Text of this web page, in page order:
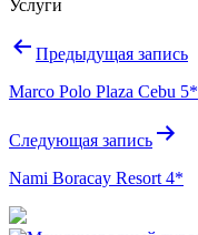
Услуги
Навигация
записям
Предыдущая запись
Marco Polo Plaza Cebu 5*
Следующая запись
Nami Boracay Resort 4*